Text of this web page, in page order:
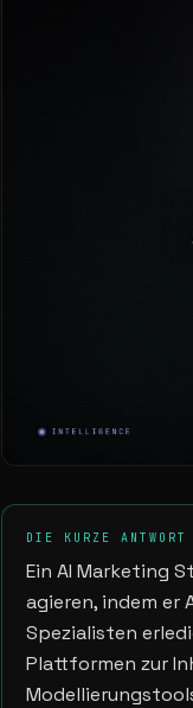
DIE KURZE ANTWORT
Ein AI Marketing
agieren, indem
Spezialisten
Plattformen zur